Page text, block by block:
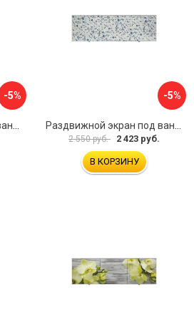
-5% -5%
2 550 руб. 2 423 руб.
В КОРЗИНУ